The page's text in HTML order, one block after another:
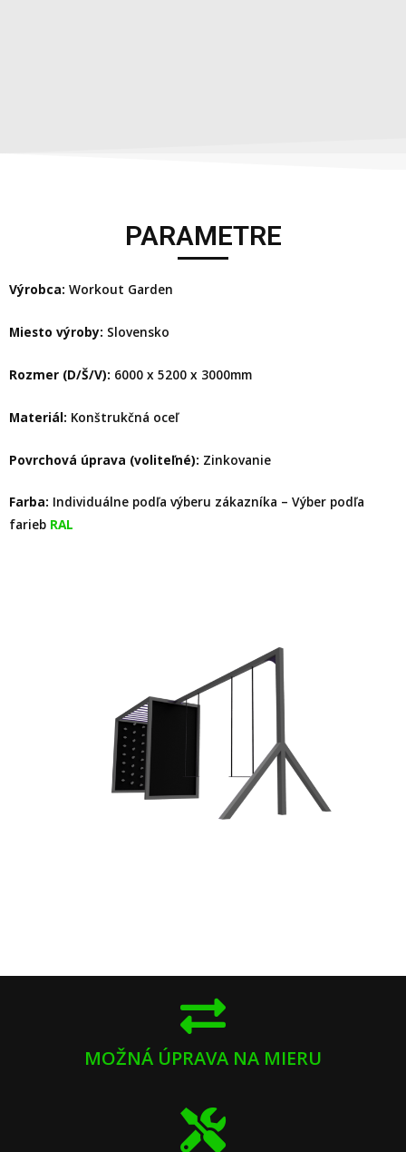
PARAMETRE
Výrobca: Workout Garden
Miesto výroby: Slovensko
Rozmer (D/Š/V): 6000 x 5200 x 3000mm
Materiál: Konštrukčná oceľ
Povrchová úprava (voliteľné): Zinkovanie
Farba: Individuálne podľa výberu zákazníka – Výber podľa
farieb RAL
MOŽNÁ ÚPRAVA NA MIERU